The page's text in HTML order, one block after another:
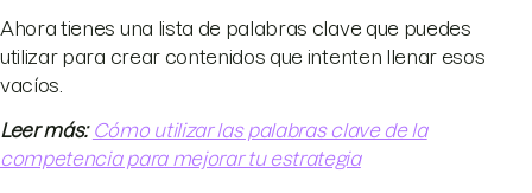
Ahora tienes una lista de palabras clave que puedes
utilizar para crear contenidos que intenten llenar esos
vacíos.
Leer más: Cómo utilizar las palabras clave de la
competencia para mejorar tu estrategia